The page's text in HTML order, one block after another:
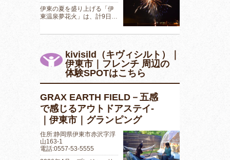
伊東の夏を盛り上げる「伊
東温泉夢花火」は、計9日…
kivisild（キヴィシルト）｜
伊東市｜フレンチ 周辺の
体験SPOTはこちら
GRAX EARTH FIELD－五感
で感じるアウトドアステイ-
｜伊東市｜グランピング
住所:静岡県伊東市赤沢字浮
山163-1
電話:0557-53-5555